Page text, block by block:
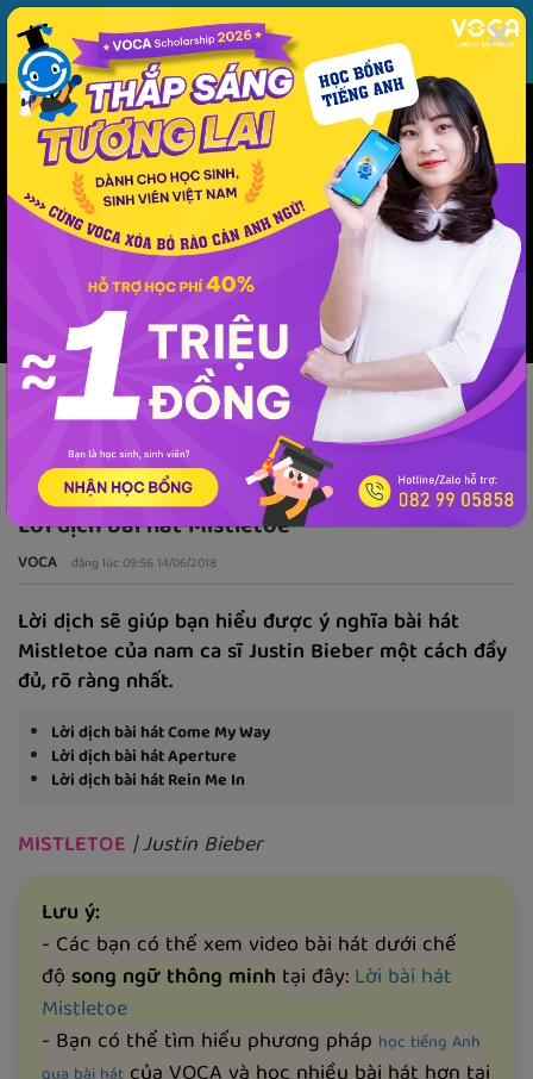
MENU ĐĂNG NHẬP
VOCA Từ vựng Ngữ pháp Mẫu câu Học phát âm Giao tiếp Luyện viết
Lời dịch
Âm nhạc
Lời dịch
Lời dịch bài hát Mistletoe
VOCA đăng lúc 09:56 14/06/2018
Lời dịch sẽ giúp bạn hiểu được ý nghĩa bài hát
Mistletoe của nam ca sĩ Justin Bieber một cách đầy
đủ, rõ ràng nhất.
Lời dịch bài hát Come My Way
Lời dịch bài hát Aperture
Lời dịch bài hát Rein Me In
MISTLETOE | Justin Bieber
Lưu ý:
- Các bạn có thể xem video bài hát dưới chế
độ song ngữ thông minh tại đây:Lời bài hát
Mistletoe
- Bạn có thể tìm hiểu phương pháp học tiếng Anh